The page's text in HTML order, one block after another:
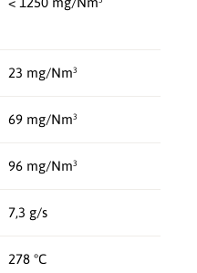
23 mg/Nm³
69 mg/Nm³
96 mg/Nm³
7,3 g/s
278 °C